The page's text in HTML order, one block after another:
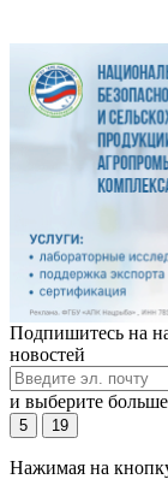
Подпишитесь на
новостей
и выберите
5 19
Нажимая на